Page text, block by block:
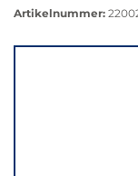
anzeigen
Artikelnummer: